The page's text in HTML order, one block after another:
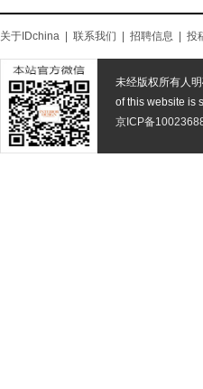
关于IDchina 联系我们 招聘信息 投
未经版权所有人
of this website is
京ICP备